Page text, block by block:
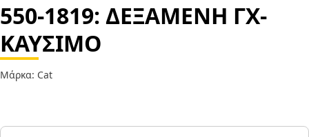
550-1819: ΔΕΞΑΜΕΝΗ ΓΧ-
ΚΑΥΣΙΜΟ
Μάρκα: Cat